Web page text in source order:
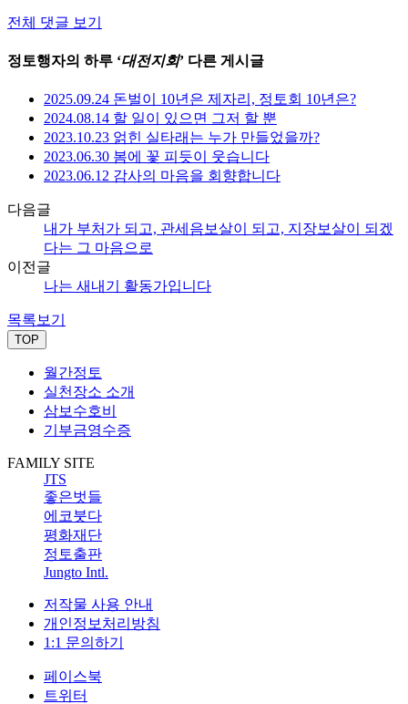
전체 댓글 보기
정토행자의 하루 ‘대전지회’ 다른 게시글
2025.09.24 돈벌이 10년은 제자리, 정토회 10년은?
2024.08.14 할 일이 있으면 그저 할 뿐
2023.10.23 얽힌 실타래는 누가 만들었을까?
2023.06.30 봄에 꽃 피듯이 웃습니다
2023.06.12 감사의 마음을 회향합니다
다음글
내가 부처가 되고, 관세음보살이 되고, 지장보살이 되겠
다는 그 마음으로
이전글
나는 새내기 활동가입니다
목록보기
TOP
월간정토
실천장소 소개
삼보수호비
기부금영수증
FAMILY SITE
JTS
좋은벗들
에코붓다
평화재단
정토출판
Jungto Intl.
저작물 사용 안내
개인정보처리방침
1:1 문의하기
페이스북
트위터